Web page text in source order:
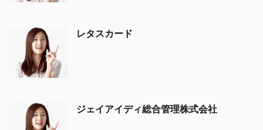
レタスカード
ジェイアイディ総合管理株式会社